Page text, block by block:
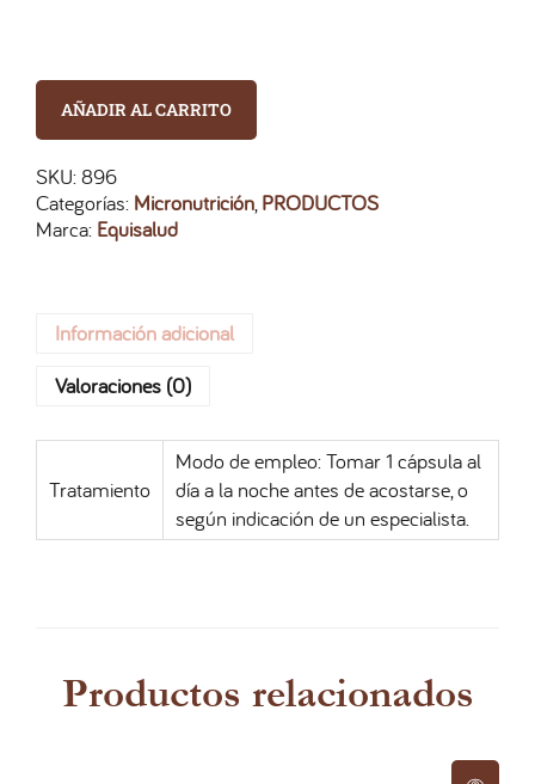
AÑADIR AL CARRITO
SKU:896
Categorías: Micronutrición,PRODUCTOS
Marca: Equisalud
Información adicional
Valoraciones (0)
Tratamiento
Modo de empleo: Tomar 1 cápsula al
día a la noche antes de acostarse, o
según indicación de un especialista.
Productos relacionados